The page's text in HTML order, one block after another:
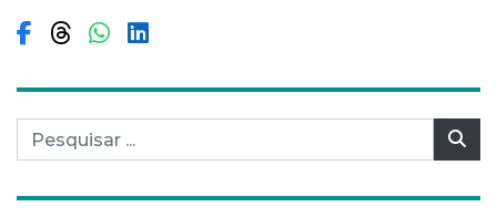
Compartilhar no Facebook
Compartilhar no Threads
Compartilhar no WhatsApp
Compartilhar no LinkedIn
Pesquisar por: